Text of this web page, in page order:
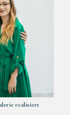
realisiert